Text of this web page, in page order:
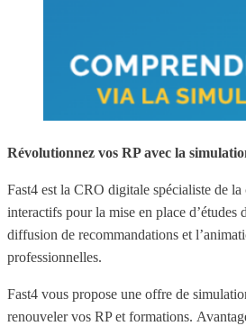
Révolutionnez vos RP avec la
Fast4 est la CRO digitale spécialiste de
interactifs pour la mise en place d’études
diffusion de recommandations et
professionnelles.
Fast4 vous propose une offre de
renouveler vos RP et formations.